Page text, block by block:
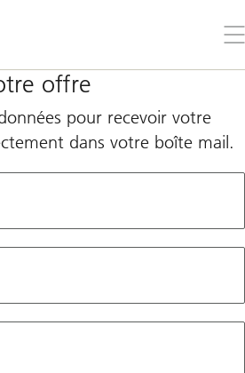
le
offre
pour recevoir votre
dans votre boîte mail.